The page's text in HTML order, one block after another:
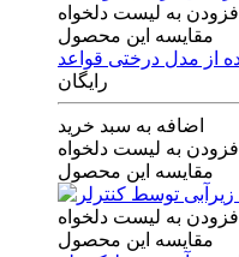
افزودن به لیست دلخواه
مقایسه این محصول
رایگان
اضافه به سبد خرید
افزودن به لیست دلخواه
مقایسه این محصول
افزودن به لیست دلخواه
مقایسه این محصول